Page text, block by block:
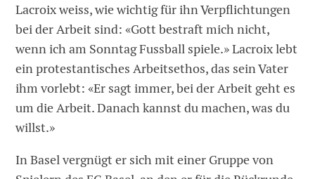
Lacroix weiss, wie wichtig für ihn Verpflichtungen
bei der Arbeit sind: «Gott bestraft mich nicht,
wenn ich am Sonntag Fussball spiele.» Lacroix lebt
ein protestantisches Arbeitsethos, das sein Vater
ihm vorlebt: «Er sagt immer, bei der Arbeit geht es
um die Arbeit. Danach kannst du machen, was du
willst.»
In Basel vergnügt er sich mit einer Gruppe von